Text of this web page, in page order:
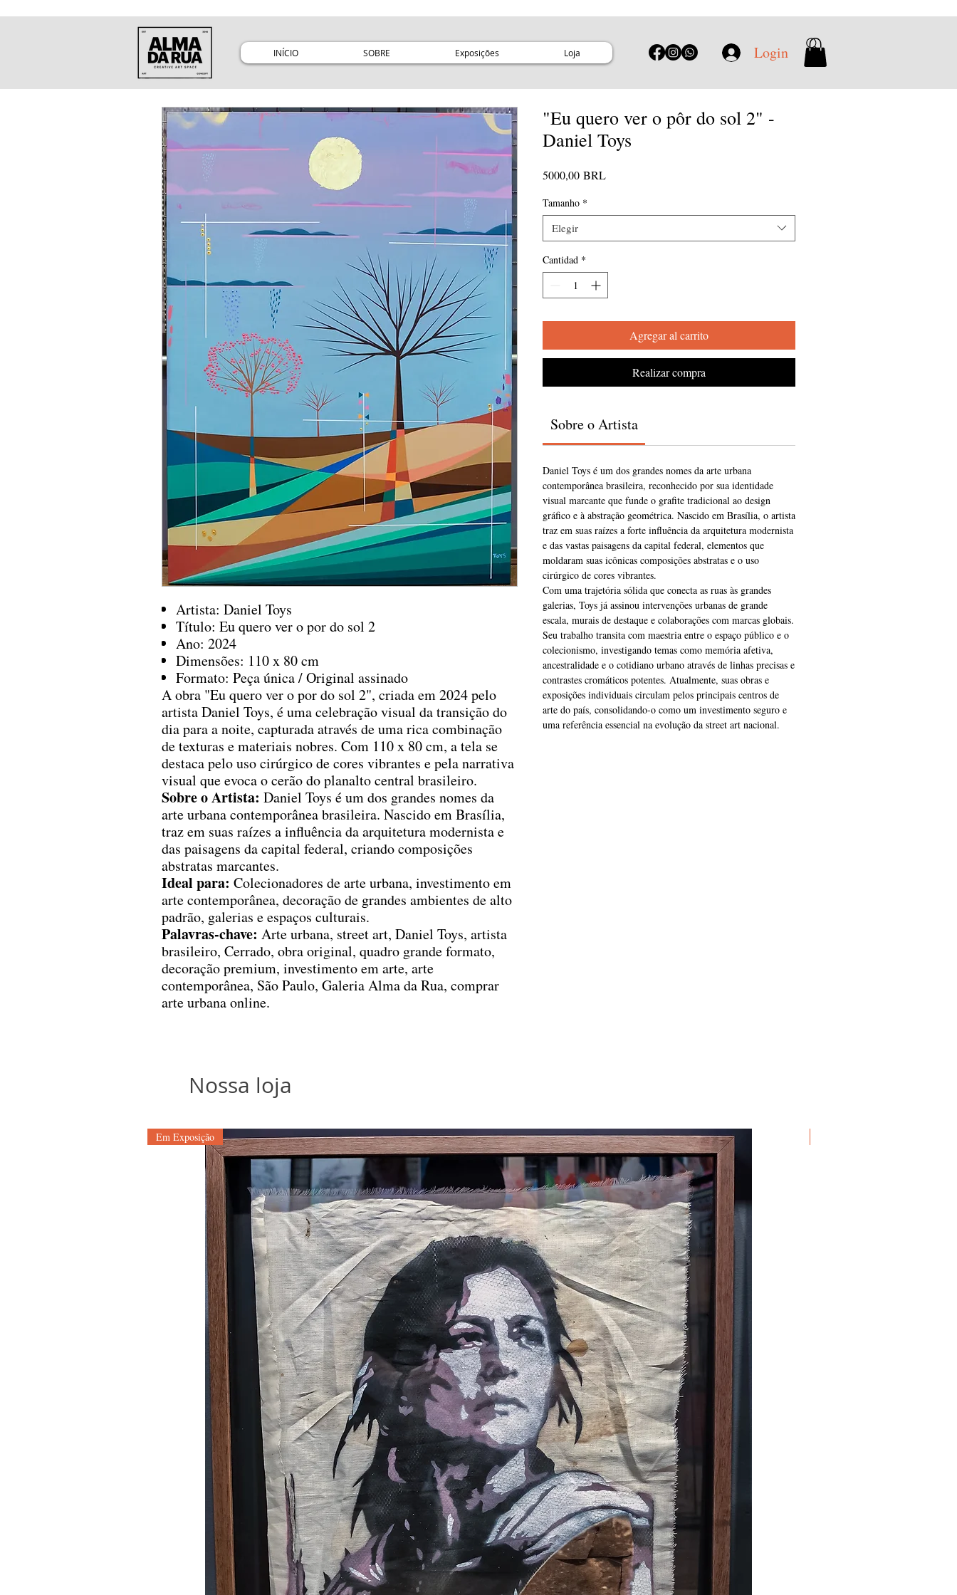
INÍCIO SOBRE Exposições Loja Login
Artista: Daniel Toys
Título: Eu quero ver o por do sol 2
Ano: 2024
Dimensões: 110 x 80 cm
Formato: Peça única / Original assinado
A obra "Eu quero ver o por do sol 2", criada em 2024 pelo
artista Daniel Toys, é uma celebração visual da transição do
dia para a noite, capturada através de uma rica combinação
de texturas e materiais nobres. Com 110 x 80 cm, a tela se
destaca pelo uso cirúrgico de cores vibrantes e pela narrativa
visual que evoca o cerão do planalto central brasileiro.
Sobre o Artista: Daniel Toys é um dos grandes nomes da
arte urbana contemporânea brasileira. Nascido em Brasília,
traz em suas raízes a influência da arquitetura modernista e
das paisagens da capital federal, criando composições
abstratas marcantes.
Ideal para: Colecionadores de arte urbana, investimento em
arte contemporânea, decoração de grandes ambientes de alto
padrão, galerias e espaços culturais.
Palavras-chave: Arte urbana, street art, Daniel Toys, artista
brasileiro, Cerrado, obra original, quadro grande formato,
decoração premium, investimento em arte, arte
contemporânea, São Paulo, Galeria Alma da Rua, comprar
arte urbana online.
"Eu quero ver o pôr do sol 2" -
Daniel Toys
5000,00 BRLPrecio
Tamanho *
Elegir
Cantidad *
Agregar al carrito
Realizar compra
Sobre o Artista
Daniel Toys é um dos grandes nomes da arte urbana
contemporânea brasileira, reconhecido por sua identidade
visual marcante que funde o grafite tradicional ao design
gráfico e à abstração geométrica. Nascido em Brasília, o artista
traz em suas raízes a forte influência da arquitetura modernista
e das vastas paisagens da capital federal, elementos que
moldaram suas icônicas composições abstratas e o uso
cirúrgico de cores vibrantes.
Com uma trajetória sólida que conecta as ruas às grandes
galerias, Toys já assinou intervenções urbanas de grande
escala, murais de destaque e colaborações com marcas globais.
Seu trabalho transita com maestria entre o espaço público e o
colecionismo, investigando temas como memória afetiva,
ancestralidade e o cotidiano urbano através de linhas precisas e
contrastes cromáticos potentes. Atualmente, suas obras e
exposições individuais circulam pelos principais centros de
arte do país, consolidando-o como um investimento seguro e
uma referência essencial na evolução da street art nacional.
Nossa loja
Em Exposição